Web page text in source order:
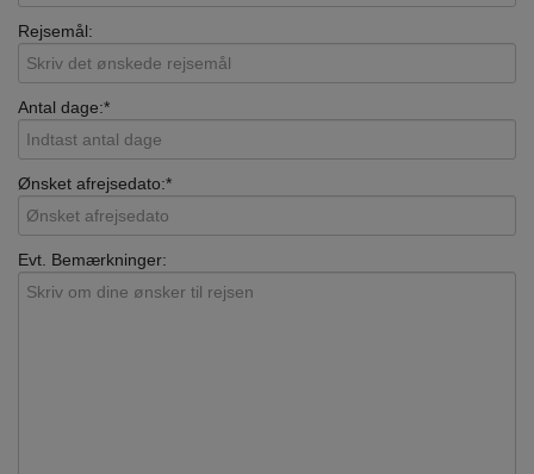
Rejsemål:
Antal dage:*
Ønsket afrejsedato:*
Evt. Bemærkninger: